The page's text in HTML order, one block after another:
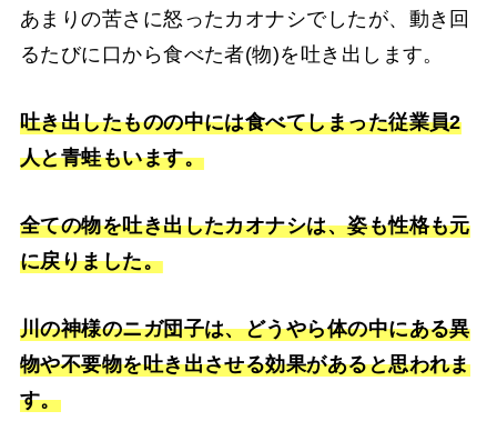
あまりの苦さに怒ったカオナシでしたが、動き回
るたびに口から食べた者(物)を吐き出します。
吐き出したものの中には食べてしまった従業員2
人と青蛙もいます。
全ての物を吐き出したカオナシは、姿も性格も元
に戻りました。
川の神様のニガ団子は、どうやら体の中にある異
物や不要物を吐き出させる効果があると思われま
す。